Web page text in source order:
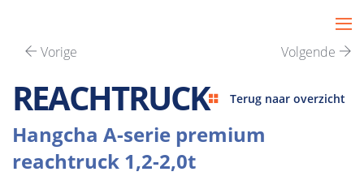
Vorige Volgende
Terug naar overzicht
REACHTRUCK
Hangcha A-serie premium
reachtruck 1,2-2,0t